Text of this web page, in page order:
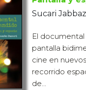
Sucari
El
pantalla
cine en
recorrido
de...